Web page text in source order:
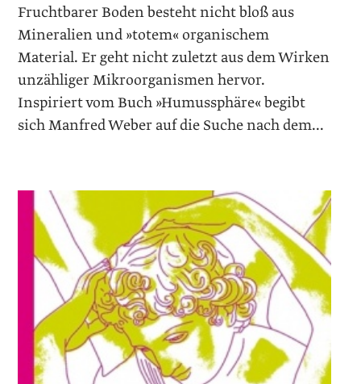
Fruchtbarer Boden besteht nicht bloß aus
Mineralien und »totem« organischem
Material. Er geht nicht zuletzt aus dem Wirken
unzähliger Mikroorganismen hervor.
Inspiriert vom Buch »Humussphäre« begibt
sich ­Manfred Weber auf die Suche nach dem...